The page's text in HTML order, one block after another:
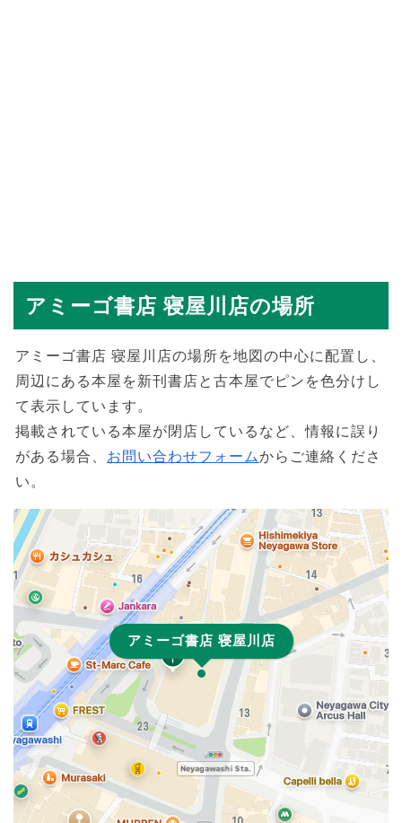
アミーゴ書店 寝屋川店の場所
アミーゴ書店 寝屋川店の場所を地図の中心に配置し、
周辺にある本屋を新刊書店と古本屋でピンを色分けし
て表示しています。
掲載されている本屋が閉店しているなど、情報に誤り
がある場合、 お問い合わせフォームからご連絡くださ
い。
アミーゴ書店 寝屋川店